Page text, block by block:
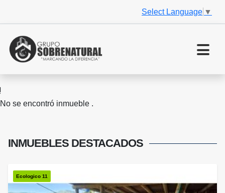
Select Language ▼
No se encontró inmueble .
INMUEBLES DESTACADOS
Ecologico 11